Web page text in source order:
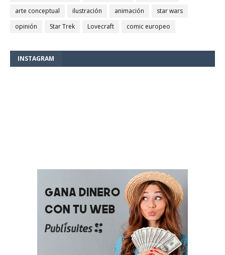
arte conceptual
ilustración animación
star wars
opinión
Star Trek Lovecraft comic europeo
INSTAGRAM